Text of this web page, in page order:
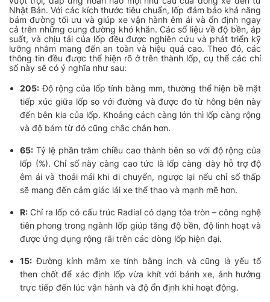
Nhật Bản. Với các kích thước tiêu chuẩn, lốp đảm bảo khả năng
bám đường tối ưu và giúp xe vận hành êm ái và ổn định ngay
cả trên những cung đường khó khăn. Các số liệu về độ bền, áp
suất, và chịu tải của lốp đều được nghiên cứu và phát triển kỹ
lưỡng nhằm mang đến an toàn và hiệu quả cao. Theo đó, các
thông tin đều được thể hiện rõ ở trên thành lốp, cụ thể các chỉ
số này sẽ có ý nghĩa như sau:
205: Độ rộng của lốp tính bằng mm,thường thể hiện bề mặt
tiếp xúc giữa lốp so với đường và được đo từ hông bên này
đến bên kia của lốp. Khoảng cách càng lớn thì lốp càng rộng
và độ bám từ đó cũng chắc chắn hơn.
65: Tỷ lệ phần trăm chiều cao thành bên so với độ rộng của
lốp (%). Chỉ số này càng cao tức là lốp càng dày hỗ trợ độ
êm ái và thoải mái khi di chuyển, ngược lại nếu chỉ số thấp
sẽ mang đến cảm giác lái xe thể thao và mạnh mẽ hơn.
R: Chỉ ra lốp có cấu trúc Radial có dạng tỏa tròn –công nghệ
tiên phong trong ngành lốp giúp tăng độ bền, độ linh hoạt và
được ứng dụng rộng rãi trên các dòng lốp hiện đại.
15: Đường kính mâm xe tính bằng inch và cũng là yếu tố
then chốt để xác định lốp vừa khít với bánh xe, ảnh hưởng
trực tiếp đến lúc vận hành và độ ổn định khi hoạt động.